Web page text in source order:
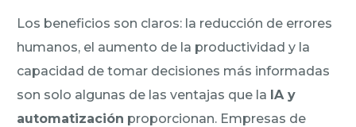
Los beneficios son claros: la reducción de errores
humanos, el aumento de la productividad y la
capacidad de tomar decisiones más informadas
son solo algunas de las ventajas que la IA y
automatización proporcionan. Empresas de